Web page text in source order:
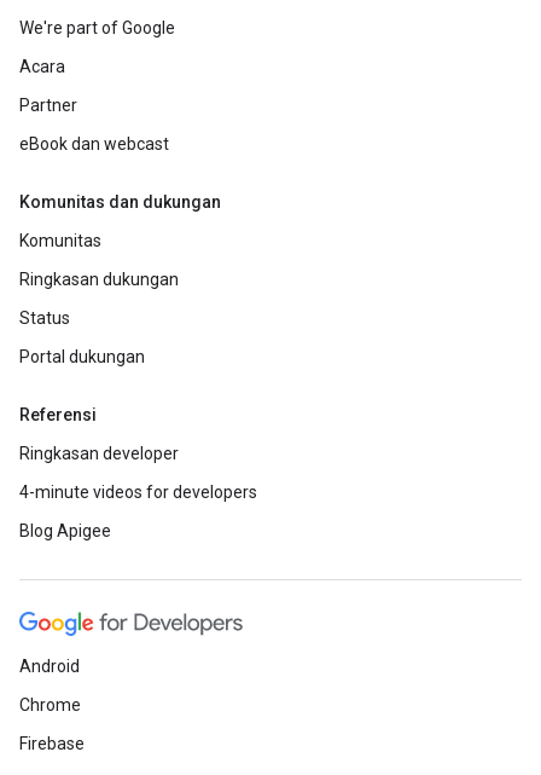
We're part of Google
Acara
Partner
eBook dan webcast
Komunitas dan dukungan
Komunitas
Ringkasan dukungan
Status
Portal dukungan
Referensi
Ringkasan developer
4-minute videos for developers
Blog Apigee
Android
Chrome
Firebase